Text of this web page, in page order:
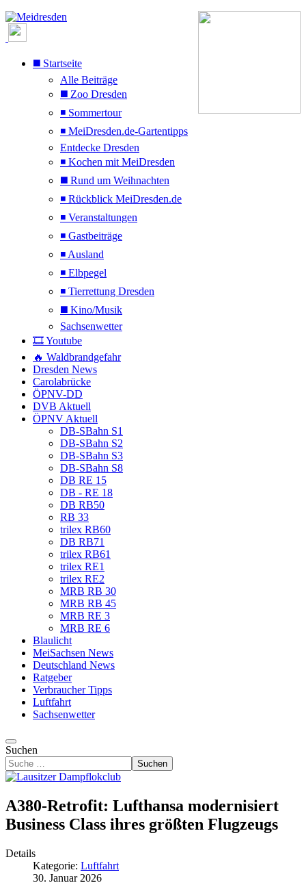
◼️ Startseite
Alle Beiträge
◼️ Zoo Dresden
◾ Sommertour
◾ MeiDresden.de-Gartentipps
Entdecke Dresden
◾ Kochen mit MeiDresden
◼️ Rund um Weihnachten
◾ Rückblick MeiDresden.de
◾ Veranstaltungen
◾ Gastbeiträge
◾ Ausland
◾ Elbpegel
◾ Tierrettung Dresden
◼️ Kino/Musik
Sachsenwetter
🎞️ Youtube
🔥 Waldbrandgefahr
Dresden News
Carolabrücke
ÖPNV-DD
DVB Aktuell
ÖPNV Aktuell
DB-SBahn S1
DB-SBahn S2
DB-SBahn S3
DB-SBahn S8
DB RE 15
DB - RE 18
DB RB50
RB 33
trilex RB60
DB RB71
trilex RB61
trilex RE1
trilex RE2
MRB RB 30
MRB RB 45
MRB RE 3
MRB RE 6
Blaulicht
MeiSachsen News
Deutschland News
Ratgeber
Verbraucher Tipps
Luftfahrt
Sachsenwetter
Suchen
Suchen
A380-Retrofit: Lufthansa modernisiert
Business Class ihres größten Flugzeugs
Details
Kategorie: Luftfahrt
30. Januar 2026